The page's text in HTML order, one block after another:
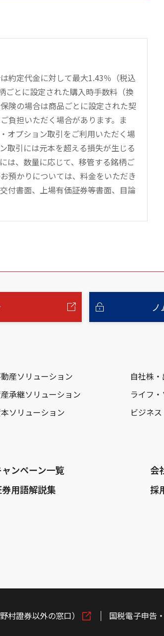
約定代金に対して最大1.43％（税込
ごとに設定された購入時手数料（換
険の場合は商品ごとに設定された契
負担いただく場合があります。ま
オプション取引をご利用いただく場
取引には元本を超える損失が生じる
は、数量に応じて、移管する銘柄ご
預かりについては、料金をいただき
付書面、上場有価証券等書面、目論
ノ
産ソリューション
自社株
承継ソリューション
ライフ
ソリューション
ビジネ
ャンペーン一覧
用語解説集
会
採
村證券以外の窓口） 国税電子申告